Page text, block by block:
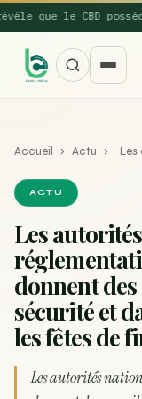
que le CBD
SUGGESTIONS
Une nouvelle
cannabis réduit
La recette du
Recette :
Accueil › Actu › Les
ACTU
Les
donnent
sécurité et
les fêtes de
Les autorités